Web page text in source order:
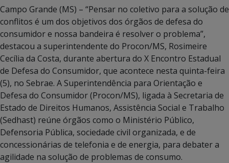
Campo Grande (MS) – “Pensar no coletivo para a solução de
conflitos é um dos objetivos dos órgãos de defesa do
consumidor e nossa bandeira é resolver o problema”,
destacou a superintendente do Procon/MS, Rosimeire
Cecília da Costa, durante abertura do X Encontro Estadual
de Defesa do Consumidor, que acontece nesta quinta-feira
(5), no Sebrae. A Superintendência para Orientação e
Defesa do Consumidor (Procon/MS), ligada à Secretaria de
Estado de Direitos Humanos, Assistência Social e Trabalho
(Sedhast) reúne órgãos como o Ministério Público,
Defensoria Pública, sociedade civil organizada, e de
concessionárias de telefonia e de energia, para debater a
agilidade na solução de problemas de consumo.